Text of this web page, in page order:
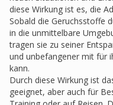
diese Wirkung ist es, die
Sobald die Geruchsstoffe
in die unmittelbare
tragen sie zu seiner
und unbefangener mit für
kann.
Durch diese Wirkung ist
geeignet, aber auch für